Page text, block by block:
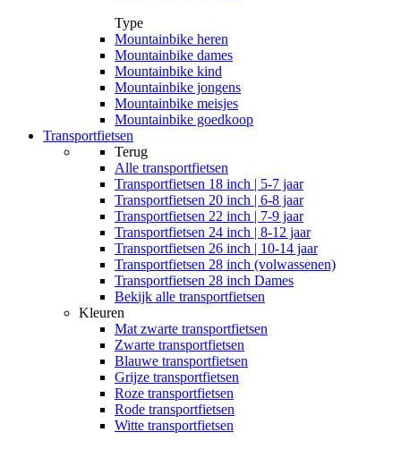
Type
Mountainbike heren
Mountainbike dames
Mountainbike kind
Mountainbike jongens
Mountainbike meisjes
Mountainbike goedkoop
Transportfietsen
Terug
Alle transportfietsen
Transportfietsen 18 inch | 5-7 jaar
Transportfietsen 20 inch | 6-8 jaar
Transportfietsen 22 inch | 7-9 jaar
Transportfietsen 24 inch | 8-12 jaar
Transportfietsen 26 inch | 10-14 jaar
Transportfietsen 28 inch (volwassenen)
Transportfietsen 28 inch Dames
Bekijk alle transportfietsen
Kleuren
Mat zwarte transportfietsen
Zwarte transportfietsen
Blauwe transportfietsen
Grijze transportfietsen
Roze transportfietsen
Rode transportfietsen
Witte transportfietsen